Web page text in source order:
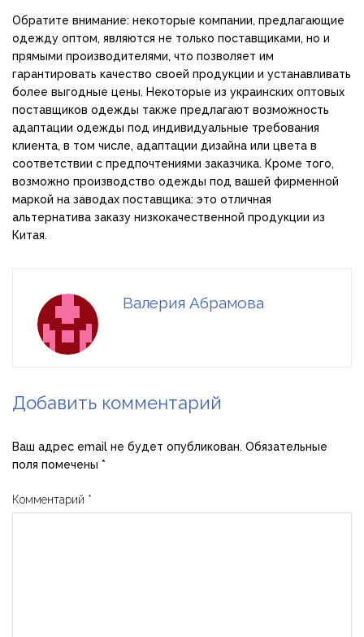
Обратите внимание: некоторые компании, предлагающие
одежду оптом, являются не только поставщиками, но и
прямыми производителями, что позволяет им
гарантировать качество своей продукции и устанавливать
более выгодные цены. Некоторые из украинских оптовых
поставщиков одежды также предлагают возможность
адаптации одежды под индивидуальные требования
клиента, в том числе, адаптации дизайна или цвета в
соответствии с предпочтениями заказчика. Кроме того,
возможно производство одежды под вашей фирменной
маркой на заводах поставщика: это отличная
альтернатива заказу низкокачественной продукции из
Китая.
Валерия Абрамова
Добавить комментарий
Ваш адрес email не будет опубликован. Обязательные
поля помечены *
Комментарий *